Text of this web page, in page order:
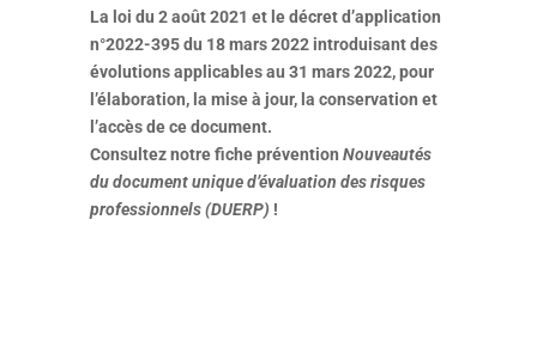
La loi du 2 août 2021 et le décret d’application
n°2022-395 du 18 mars 2022 introduisant des
évolutions applicables au 31 mars 2022, pour
l’élaboration, la mise à jour, la conservation et
l’accès de ce document.
Consultez notre fiche prévention Nouveautés
dudocument unique d’évaluation des risques
professionnels (DUERP) !